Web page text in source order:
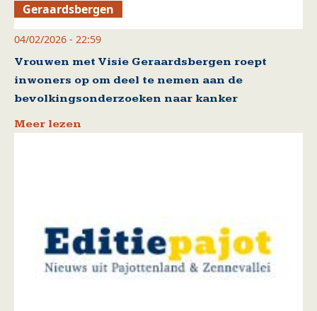
Geraardsbergen
04/02/2026 - 22:59
Vrouwen met Visie Geraardsbergen roept
inwoners op om deel te nemen aan de
bevolkingsonderzoeken naar kanker
Meer lezen